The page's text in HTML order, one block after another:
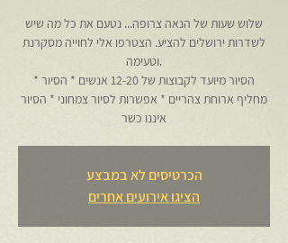
שלוש שעות של הנאה צרופה... נטעם את כל מה שיש
לשדרות ירושלים להציע. הצטרפו אלי לחוייה מסקרנת
וטעימה.
* הסיור מיועד לקבוצות של 12-20 אנשים * הסיור
מחליף ארוחת צהריים * אפשרות לסיור צמחוני * הסיור
איננו כשר
הכרטיסים לא במבצע
הציגו אירועים אחרים